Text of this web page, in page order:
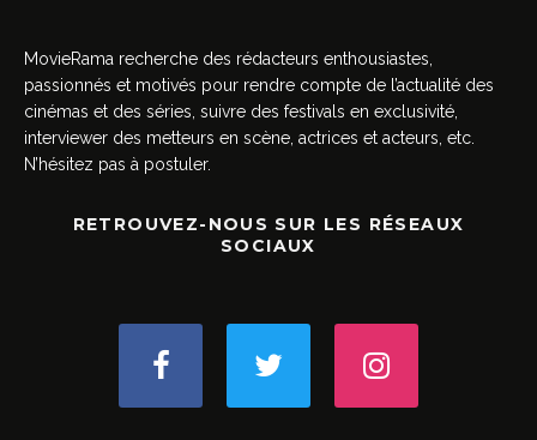
MovieRama recherche des rédacteurs enthousiastes,
passionnés et motivés pour rendre compte de l’actualité des
cinémas et des séries, suivre des festivals en exclusivité,
interviewer des metteurs en scène, actrices et acteurs, etc.
N’hésitez pas à postuler.
RETROUVEZ-NOUS SUR LES RÉSEAUX
SOCIAUX